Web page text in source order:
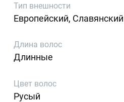
Тип внешности
Европейский, Славянский
Длина волос
Длинные
Цвет волос
Русый